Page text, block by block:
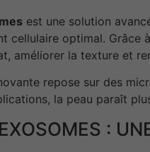
est une solution
cellulaire optimal. Grâce
améliorer la texture et
repose sur des
la peau paraît
: